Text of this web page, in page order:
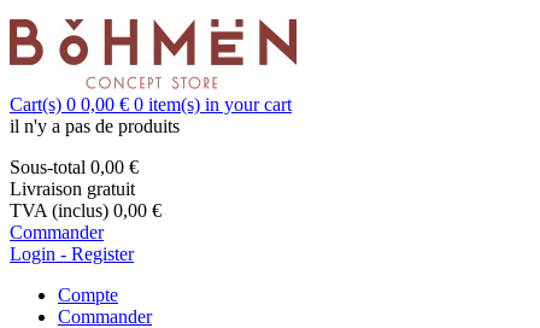
Cart(s) 0 0,00 € 0 item(s) in your cart
il n'y a pas de produits
Sous-total 0,00 €
Livraison gratuit
TVA (inclus) 0,00 €
Commander
Login - Register
Compte
Commander